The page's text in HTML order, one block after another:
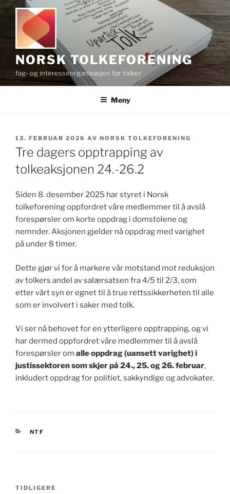
Gå
innhold
NORSK TOLKEFORENING
fag- og interesseorganisasjon for tolker
Meny
PUBLISERT
13. FEBRUAR 2026 AV NORSK TOLKEFORENING
Tre dagers opptrapping av
tolkeaksjonen 24.-26.2
Siden 8. desember 2025 har styret i Norsk
tolkeforening oppfordret våre medlemmer til å avslå
forespørsler om korte oppdrag i domstolene og
nemnder. Aksjonen gjelder nå oppdrag med varighet
på under 8 timer.
Dette gjør vi for å markere vår motstand mot reduksjon
av tolkers andel av salærsatsen fra 4/5 til 2/3, som
etter vårt syn er egnet til å true rettssikkerheten til alle
som er involvert i saker med tolk.
Vi ser nå behovet for en ytterligere opptrapping, og vi
har dermed oppfordret våre medlemmer til å avslå
forespørsler om alle oppdrag (uansett varighet) i
justissektoren som skjer på 24., 25. og 26. februar,
inkludert oppdrag for politiet, sakkyndige og advokater.
KATEGORIER
NTF
Forrige
TIDLIGERE